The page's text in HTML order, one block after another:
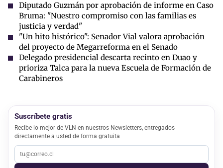
Diputado Guzmán por aprobación de informe en Caso
Bruma: "Nuestro compromiso con las familias es
justicia y verdad"
"Un hito histórico": Senador Vial valora aprobación
del proyecto de Megarreforma en el Senado
Delegado presidencial descarta recinto en Duao y
prioriza Talca para la nueva Escuela de Formación de
Carabineros
Suscríbete gratis
Recibe lo mejor de VLN en nuestros Newsletters, entregados
directamente a usted de forma gratuita